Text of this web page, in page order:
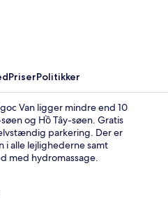
PriserPolitikker
Van ligger mindre end 10
og Hồ Tây-søen. Gratis
parkering. Der er
i alle lejlighederne samt
med hydromassage.